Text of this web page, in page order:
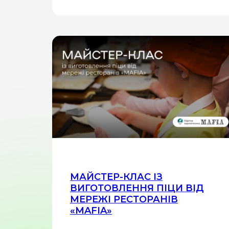
МАЙСТЕР-КЛАС ІЗ
ВИГОТОВЛЕННЯ ПІЦИ ВІД
МЕРЕЖІ РЕСТОРАНІВ
«MAFIA»